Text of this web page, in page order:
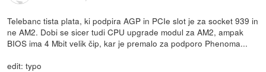
Telebanc tista plata, ki podpira AGP in PCIe slot je za socket 939 in
ne AM2. Dobi se sicer tudi CPU upgrade modul za AM2, ampak
BIOS ima 4 Mbit velik čip, kar je premalo za podporo Phenoma...
edit: typo